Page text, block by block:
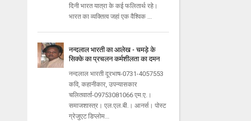
दिनी भारत यात्रा के कई फलितार्थ रहे।
भारत का व्‍यक्‍तित्‍व जहां एक वैश्‍विक ...
नन्‍दलाल भारती का आलेख - चमड़े के
सिक्‍के का प्रचलन कर्मशीलता का दमन
नन्‍दलाल भारती दूरभाष-0731-4057553
कवि, कहानीकार, उपन्‍यासकार
चलितवार्ता-09753081066 एम.ए.।
समाजशास्‍त्र। एल.एल.बी.। आनर्स। पोस्‍ट
ग्रेजुएट डिप्‍लोम...